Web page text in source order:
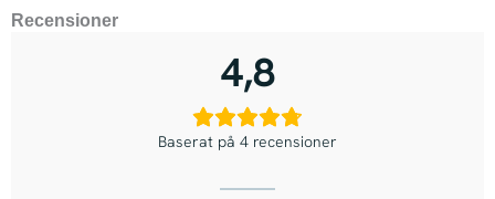
Recensioner
4,8
Baserat på 4 recensioner